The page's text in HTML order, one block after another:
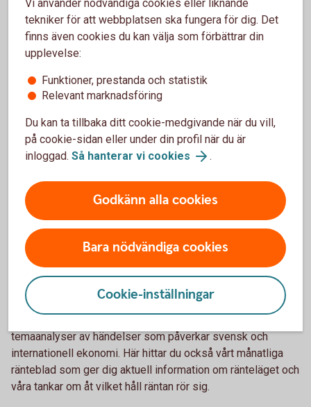
Tips och inspiration
Nyckeltal för bostadsrättsföreningar
Den 1 januari 2023 trädde nya lagar i kraft som påverkar
bostadsrättsföreningars årsredovisning. Målet är att göra
och att underlätta jämförelser mellan olika föreningars
ekonomiska situation.
Nyckeltal för bostadsrättsförening (pdf)
Omvärld och räntor
temaanalyser av händelser som påverkar svensk och
internationell ekonomi. Här hittar du också vårt månatliga
ränteblad som ger dig aktuell information om ränteläget och
våra tankar om åt vilket håll räntan rör sig.
Vi använder nödvändiga cookies eller liknande
tekniker för att webbplatsen ska fungera för dig. Det
finns även cookies du kan välja som förbättrar din
upplevelse:
Funktioner, prestanda och statistik
Relevant marknadsföring
Du kan ta tillbaka ditt cookie-medgivande när du vill,
på cookie-sidan eller under din profil när du är
inloggad. Så hanterar vi cookies .
Godkänn alla cookies
Bara nödvändiga cookies
Cookie-inställningar